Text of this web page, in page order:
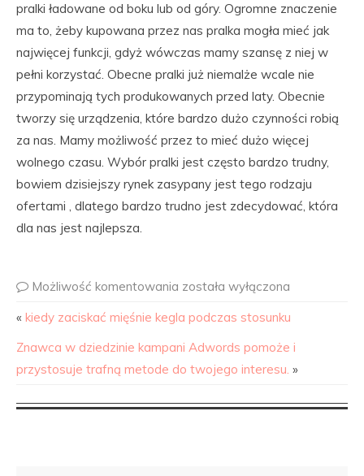
pralki ładowane od boku lub od góry. Ogromne znaczenie
ma to, żeby kupowana przez nas pralka mogła mieć jak
najwięcej funkcji, gdyż wówczas mamy szansę z niej w
pełni korzystać. Obecne pralki już niemalże wcale nie
przypominają tych produkowanych przed laty. Obecnie
tworzy się urządzenia, które bardzo dużo czynności robią
za nas. Mamy możliwość przez to mieć dużo więcej
wolnego czasu. Wybór pralki jest często bardzo trudny,
bowiem dzisiejszy rynek zasypany jest tego rodzaju
ofertami , dlatego bardzo trudno jest zdecydować, która
dla nas jest najlepsza.
Możliwość komentowania została wyłączona
« kiedy zaciskać mięśnie kegla podczas stosunku
Znawca w dziedzinie kampani Adwords pomoże i
przystosuje trafną metode do twojego interesu. »